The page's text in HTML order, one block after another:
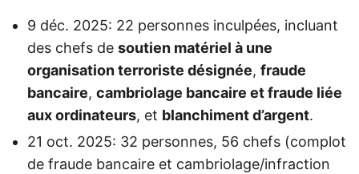
9 déc. 2025: 22 personnes inculpées, incluant
des chefs de soutien matériel à une
organisation terroriste désignée, fraude
bancaire, cambriolage bancaire et fraude liée
aux ordinateurs, et blanchiment d’argent.
21 oct. 2025: 32 personnes, 56 chefs (complot
de fraude bancaire et cambriolage/infraction